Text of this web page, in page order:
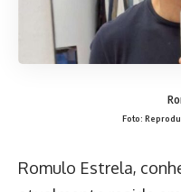
Foto:
Romulo Estrela,